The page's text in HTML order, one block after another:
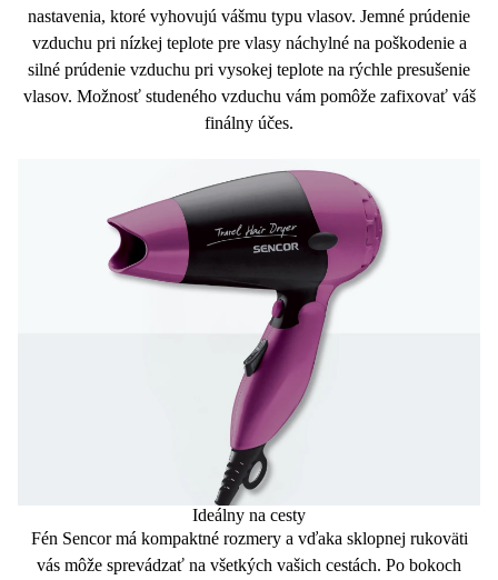
nastavenia, ktoré vyhovujú vášmu typu vlasov. Jemné prúdenie
vzduchu pri nízkej teplotepre vlasy náchylné na poškodenie a
silné prúdenie vzduchu pri vysokej teplote na rýchle presušenie
vlasov. Možnosť studeného vzduchu vám pomôže zafixovať váš
finálny účes.
Ideálny na cesty
Fén Sencor má kompaktné rozmery a vďaka sklopnej rukoväti
vás môže sprevádzať na všetkých vašich cestách. Po bokoch